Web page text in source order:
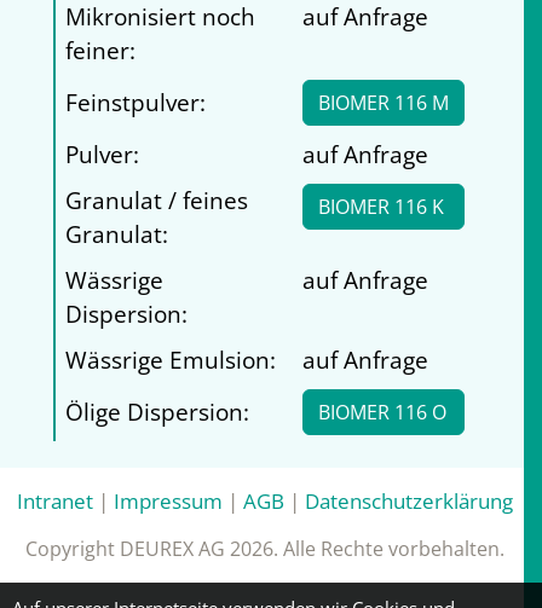
Mikronisiert noch
feiner:
auf Anfrage
Feinstpulver: BIOMER 116 M
Pulver:
auf Anfrage
Granulat / feines
Granulat:
BIOMER 116 K
Wässrige
Dispersion:
auf Anfrage
Wässrige Emulsion:
auf Anfrage
Ölige Dispersion:
BIOMER 116 O
Intranet | Impressum | AGB | Datenschutzerklärung
Copyright DEUREX AG 2026. Alle Rechte vorbehalten.